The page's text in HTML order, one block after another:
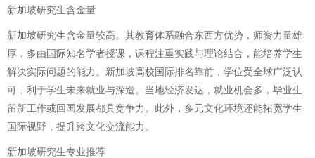
新加坡研究生含金量
新加坡研究生含金量较高。其教育体系融合东西方优势，师资力量雄
厚，多由国际知名学者授课，课程注重实践与理论结合，能培养学生
解决实际问题的能力。新加坡高校国际排名靠前，学位受全球广泛认
可，利于学生未来就业与深造。当地经济发达，就业机会多，毕业生
留新工作或回国发展都具竞争力。此外，多元文化环境还能拓宽学生
国际视野，提升跨文化交流能力。
新加坡研究生专业推荐